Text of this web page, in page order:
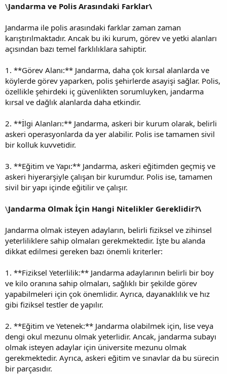
\Jandarma ve Polis Arasındaki Farklar\
Jandarma ile polis arasındaki farklar zaman zaman
karıştırılmaktadır. Ancak bu iki kurum, görev ve yetki alanları
açısından bazı temel farklılıklara sahiptir.
1. **Görev Alanı:** Jandarma, daha çok kırsal alanlarda ve
köylerde görev yaparken, polis şehirlerde asayişi sağlar. Polis,
özellikle şehirdeki iç güvenlikten sorumluyken, jandarma
kırsal ve dağlık alanlarda daha etkindir.
2. **İlgi Alanları:** Jandarma, askeri bir kurum olarak, belirli
askeri operasyonlarda da yer alabilir. Polis ise tamamen sivil
bir kolluk kuvvetidir.
3. **Eğitim ve Yapı:** Jandarma, askeri eğitimden geçmiş ve
askeri hiyerarşiyle çalışan bir kurumdur. Polis ise, tamamen
sivil bir yapı içinde eğitilir ve çalışır.
\Jandarma Olmak İçin Hangi Nitelikler Gereklidir?\
Jandarma olmak isteyen adayların, belirli fiziksel ve zihinsel
yeterliliklere sahip olmaları gerekmektedir. İşte bu alanda
dikkat edilmesi gereken bazı önemli kriterler:
1. **Fiziksel Yeterlilik:** Jandarma adaylarının belirli bir boy
ve kilo oranına sahip olmaları, sağlıklı bir şekilde görev
yapabilmeleri için çok önemlidir. Ayrıca, dayanaklılık ve hız
gibi fiziksel testler de yapılır.
2. **Eğitim ve Yetenek:** Jandarma olabilmek için, lise veya
dengi okul mezunu olmak yeterlidir. Ancak, jandarma subayı
olmak isteyen adaylar için üniversite mezunu olmak
gerekmektedir. Ayrıca, askeri eğitim ve sınavlar da bu sürecin
bir parçasıdır.